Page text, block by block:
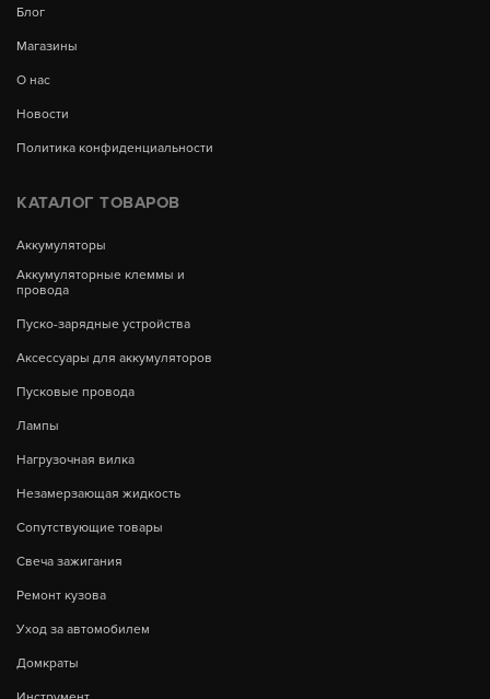
Блог
Магазины
О нас
Новости
Политика конфиденциальности
КАТАЛОГ ТОВАРОВ
Аккумуляторы
Аккумуляторные клеммы и
провода
Пуско-зарядные устройства
Аксессуары для аккумуляторов
Пусковые провода
Лампы
Нагрузочная вилка
Незамерзающая жидкость
Сопутствующие товары
Свеча зажигания
Ремонт кузова
Уход за автомобилем
Домкраты